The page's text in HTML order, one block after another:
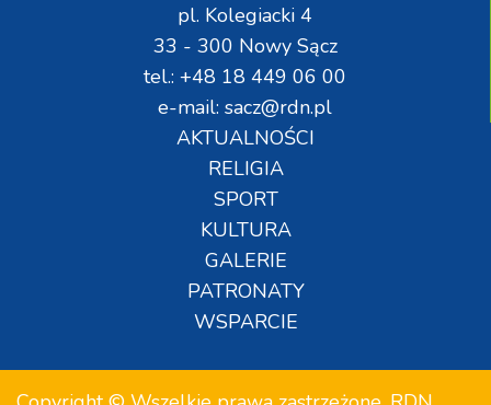
pl. Kolegiacki 4
33 - 300 Nowy Sącz
tel.: +48 18 449 06 00
e-mail: sacz@rdn.pl
AKTUALNOŚCI
RELIGIA
SPORT
KULTURA
GALERIE
PATRONATY
WSPARCIE